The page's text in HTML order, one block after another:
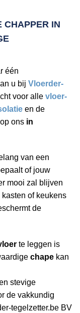
CHAPPER IN
één
u bij Vloerder-
voor alle vloer-
en de
ons in
van een
of jouw
mooi zal blijven
of keukens
de
te leggen is
chape kan
stevige
de vakkundig
tegelzetter.be BV